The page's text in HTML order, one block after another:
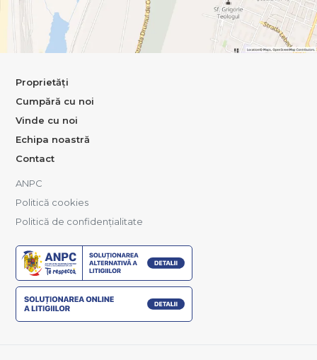
Proprietăți
Cumpără cu noi
Vinde cu noi
Echipa noastră
Contact
ANPC
Politică cookies
Politică de confidențialitate